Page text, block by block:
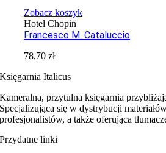
Zobacz koszyk
Hotel Chopin
Francesco M. Cataluccio
78,70zł
Księgarnia Italicus
Kameralna, przytulna księgarnia
Specjalizująca się w dystrybucji
profesjonalistów, a także oferująca
Przydatne linki